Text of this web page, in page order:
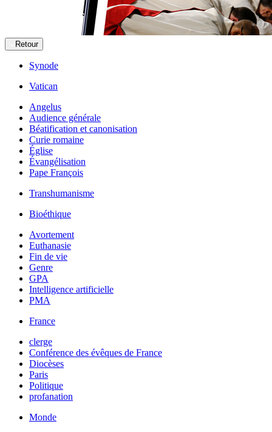
Retour
Synode
Vatican
Angelus
Audience générale
Béatification et canonisation
Curie romaine
Église
Évangélisation
Pape François
Transhumanisme
Bioéthique
Avortement
Euthanasie
Fin de vie
Genre
GPA
Intelligence artificielle
PMA
France
clerge
Conférence des évêques de France
Diocèses
Paris
Politique
profanation
Monde